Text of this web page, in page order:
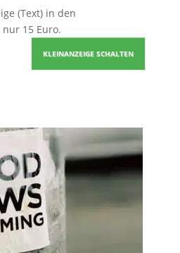
(Text) in den
15 Euro.
KLEINANZEIGE SCHALTEN